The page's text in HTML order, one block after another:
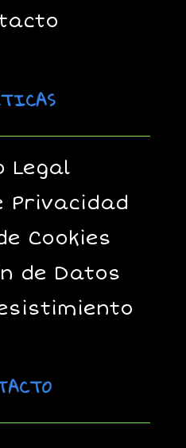
Legal
Privacidad
Cookies
de Datos